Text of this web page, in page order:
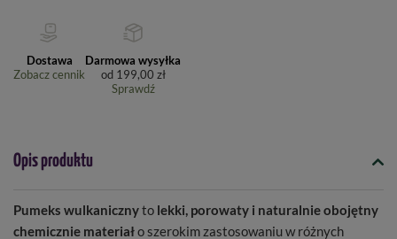
Dostawa
Zobacz cennik
Darmowa wysyłka
od 199,00 zł
Sprawdź
Opis produktu
Pumeks wulkanicznyto lekki, porowaty i naturalnie obojętny
chemicznie materiało szerokim zastosowaniu w różnych